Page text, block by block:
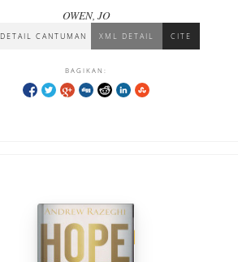
OWEN, JO
DETAIL CANTUMAN XML DETAIL CITE
BAGIKAN: